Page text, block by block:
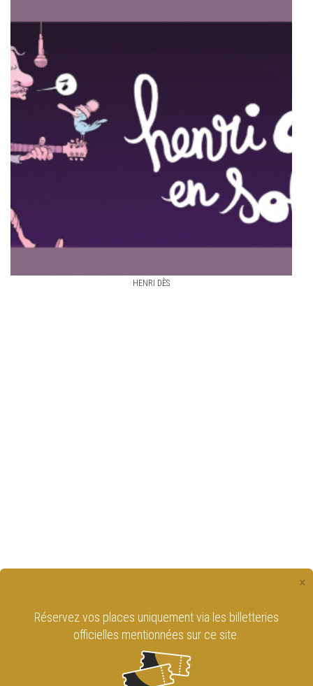
HENRI DÈS
×
Réservez vos places uniquement via les billetteries
officielles mentionnées sur ce site.